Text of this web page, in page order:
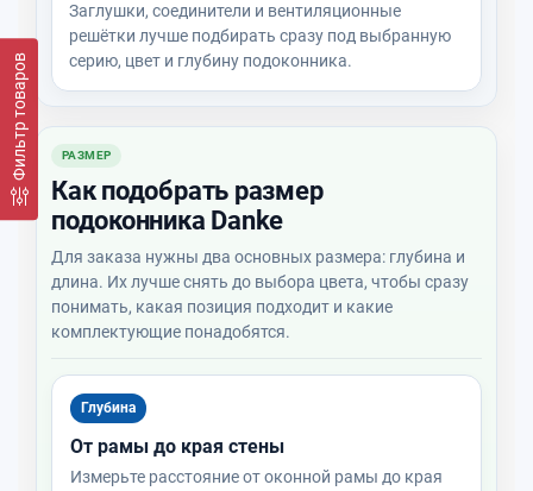
Фильтр товаров
Заглушки, соединители и вентиляционные
решётки лучше подбирать сразу под выбранную
серию, цвет и глубину подоконника.
РАЗМЕР
Как подобрать размер
подоконника Danke
Для заказа нужны два основных размера: глубина и
длина. Их лучше снять до выбора цвета, чтобы сразу
понимать, какая позиция подходит и какие
комплектующие понадобятся.
Глубина
От рамы до края стены
Измерьте расстояние от оконной рамы до края